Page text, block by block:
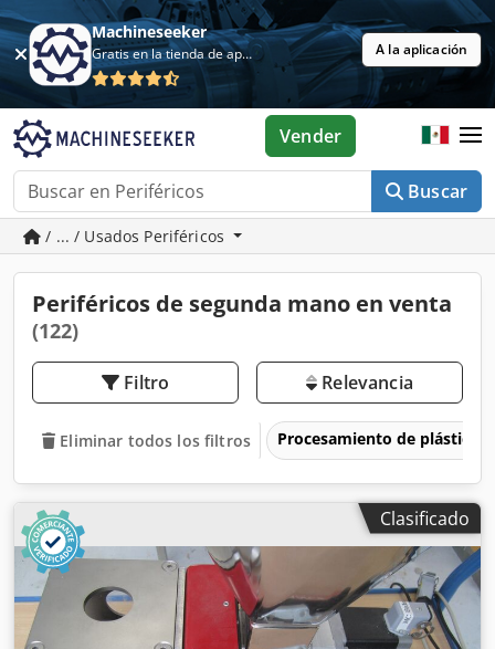
Machineseeker
Gratis en la tienda de aplicaciones A la aplicación
Buscar
Vender
/ ... / Usados Periféricos
Periféricos de segunda mano en venta
(122)
Filtro Relevancia
Eliminar todos los filtros Procesamiento de plásticos
Clasificado